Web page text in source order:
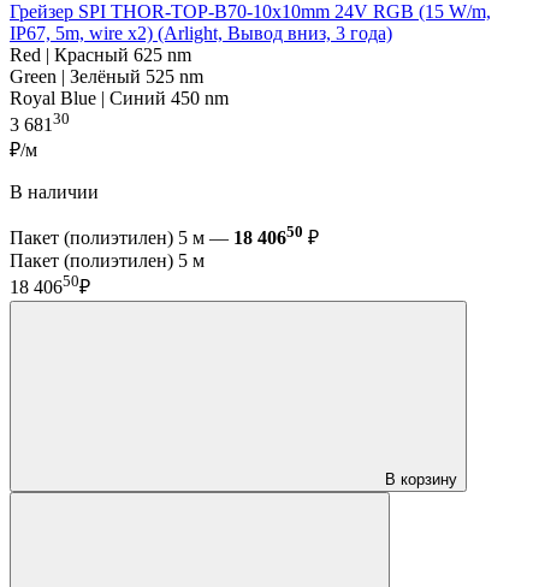
Грейзер SPI THOR-TOP-B70-10x10mm 24V RGB (15 W/m,
IP67, 5m, wire x2) (Arlight, Вывод вниз, 3 года)
Red | Красный 625 nm
Green | Зелёный 525 nm
Royal Blue | Синий 450 nm
3 681 30
₽/м
В наличии
Пакет (полиэтилен) 5 м — 18 40650 ₽
Пакет (полиэтилен) 5 м
18 40650₽
В корзину